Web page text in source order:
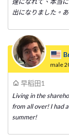
出になりました。
male
早稻田1
Living in the
from all over! I had
summer!